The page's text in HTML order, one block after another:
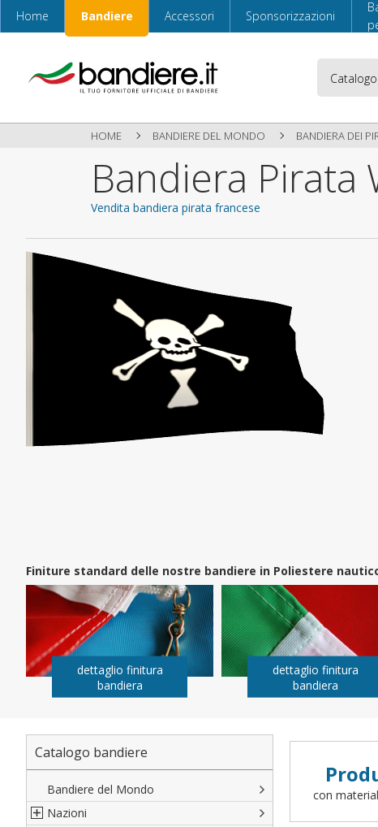
Home Bandiere Accessori Sponsorizzazioni
HOME BANDIERE DEL MONDO BANDIERA DEI
Bandiera Pirata
Vendita bandiera pirata francese
Finiture standard delle nostre bandiere in Poliestere
dettaglio finitura
bandiera
dettaglio finitura
bandiera
Catalogo bandiere
Bandiere del Mondo
Nazioni
con